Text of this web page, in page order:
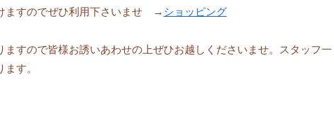
ますのでぜひ利用下さいませ → ショッピング
すので皆様お誘いあわせの上ぜひお越しくださいませ。スタッフ一
す。